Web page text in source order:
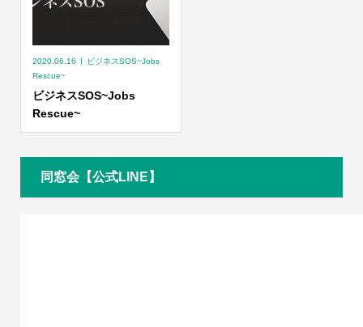
2020.06.16
ビジネスSOS~Jobs
Rescue~
ビジネスSOS~Jobs
Rescue~
同窓会【公式LINE】